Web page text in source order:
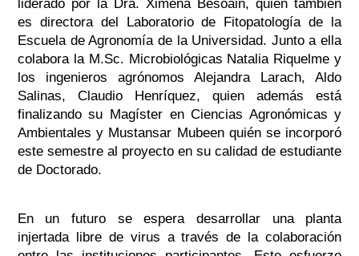
liderado por la Dra. Ximena Besoain, quién también
es directora del Laboratorio de Fitopatología de la
Escuela de Agronomía de la Universidad. Junto a ella
colabora la M.Sc. Microbiológicas Natalia Riquelme y
los ingenieros agrónomos Alejandra Larach, Aldo
Salinas, Claudio Henríquez, quien además está
finalizando su Magíster en Ciencias Agronómicas y
Ambientales y Mustansar Mubeen quién se incorporó
este semestre al proyecto en su calidad de estudiante
de Doctorado.
En un futuro se espera desarrollar una planta
injertada libre de virus a través de la colaboración